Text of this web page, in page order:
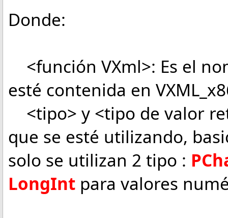
Donde:
<función VXml>: Es el
esté contenida en
<tipo> y <tipo de valor
que se esté utilizando,
solo se utilizan 2 tipo :
LongInt para valores